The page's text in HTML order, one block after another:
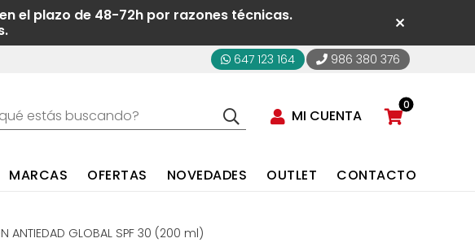
en el plazo de 48-72h por razones técnicas.
647 123 164 986 380 376
MI CUENTA
0
MARCAS OFERTAS NOVEDADES OUTLET CONTACTO
ANTIEDAD GLOBAL SPF 30 (200 ml)